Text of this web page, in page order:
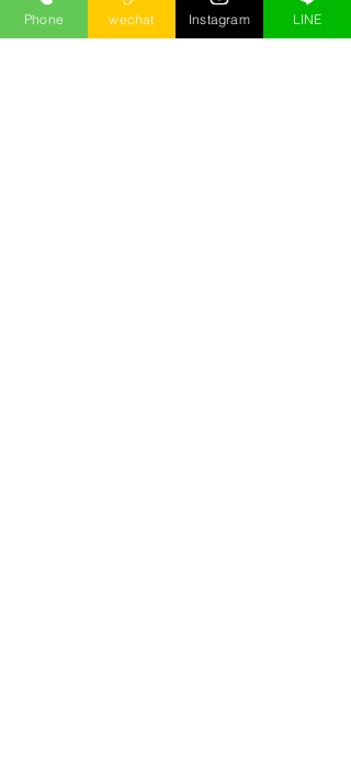
Phone wechat Instagram LINE